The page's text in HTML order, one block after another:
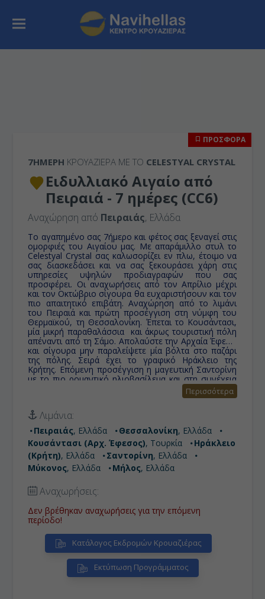
ΠΡΟΣΦΟΡΑ
7ΉΜΕΡΗ ΚΡΟΥΑΖΙΕΡΑ ΜΕ ΤΟ CELESTYAL CRYSTAL
Ειδυλλιακό Αιγαίο από
Πειραιά - 7 ημέρες (CC6)
Αναχώρηση από Πειραιάς, Ελλάδα
Το αγαπημένο σας 7ήμερο και φέτος σας ξεναγεί στις
ομορφιές του Αιγαίου μας. Με απαράμιλλο στυλ το
Celestyal Crystal σας καλωσορίζει εν πλω, έτοιμο να
σας διασκεδάσει και να σας ξεκουράσει χάρη στις
υπηρεσίες υψηλών προδιαγραφών που σας
προσφέρει. Οι αναχωρήσεις από τον Απρίλιο μέχρι
και τον Οκτώβριο σίγουρα θα ευχαριστήσουν και τον
πιο απαιτητικό επιβάτη. Αναχώρηση από το λιμάνι
του Πειραιά και πρώτη προσέγγιση στη νύμφη του
Θερμαϊκού, τη Θεσσαλονίκη. Έπεται το Κουσάντασι,
μία μικρή παραθαλάσσια και άκρως τουριστική πόλη
απέναντι από τη Σάμο. Απολαύστε την Αρχαία Έφεσο
και σίγουρα μην παραλείψετε μία βόλτα στο παζάρι
της πόλης. Σειρά έχει το γραφικό Ηράκλειο της
Κρήτης. Επόμενη προσέγγιση η μαγευτική Σαντορίνη
με το πιο ρομαντικό ηλιοβασίλεμα και στη συνέχεια
θα προσεγγίσετε το μοναδικά κοσμοπολίτικο νησί
Τελευταίο λιμάνι προσέγγισηςη
Μήλος, το νησί της Αφροδίτης, το νησί με τις
ειδυλλιακές παραλίες, έτοιμο να σας μαγέψει.
Υπάρχει ωραιότερος τρόπος διακοπών; Γνωρίστε τον!
Περισσότερα
Λιμάνια:
Πειραιάς, Ελλάδα Θεσσαλονίκη, Ελλάδα
Κουσάντασι (Αρχ. Έφεσος), Τουρκία
Ηράκλειο
(Κρήτη), Ελλάδα Σαντορίνη, Ελλάδα
Μύκονος, Ελλάδα Μήλος, Ελλάδα
Αναχωρήσεις:
Δεν βρέθηκαν αναχωρήσεις για την επόμενη
περίοδο!
Κατάλογος Εκδρομών Κρουαζιέρας
Εκτύπωση Προγράμματος